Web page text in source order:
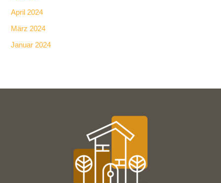
April 2024
März 2024
Januar 2024